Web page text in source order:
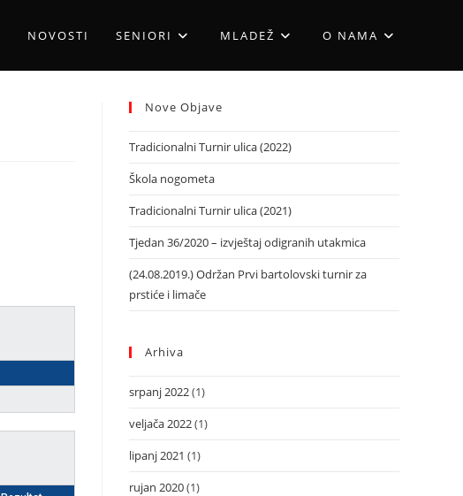
NOVOSTI SENIORI MLADEŽ O NAMA
Nove Objave
Tradicionalni Turnir ulica (2022)
Škola nogometa
Tradicionalni Turnir ulica (2021)
Tjedan 36/2020 – izvještaj odigranih utakmica
(24.08.2019.) Održan Prvi bartolovski turnir za
prstiće i limače
Arhiva
srpanj 2022(1)
veljača 2022(1)
lipanj 2021 (1)
rujan 2020(1)